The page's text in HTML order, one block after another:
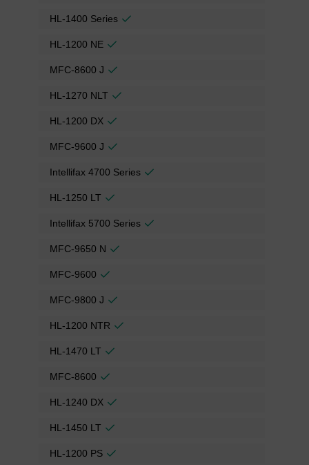
HL-1400 Series
HL-1200 NE
MFC-8600 J
HL-1270 NLT
HL-1200 DX
MFC-9600 J
Intellifax 4700 Series
HL-1250 LT
Intellifax 5700 Series
MFC-9650 N
MFC-9600
MFC-9800 J
HL-1200 NTR
HL-1470 LT
MFC-8600
HL-1240 DX
HL-1450 LT
HL-1200 PS